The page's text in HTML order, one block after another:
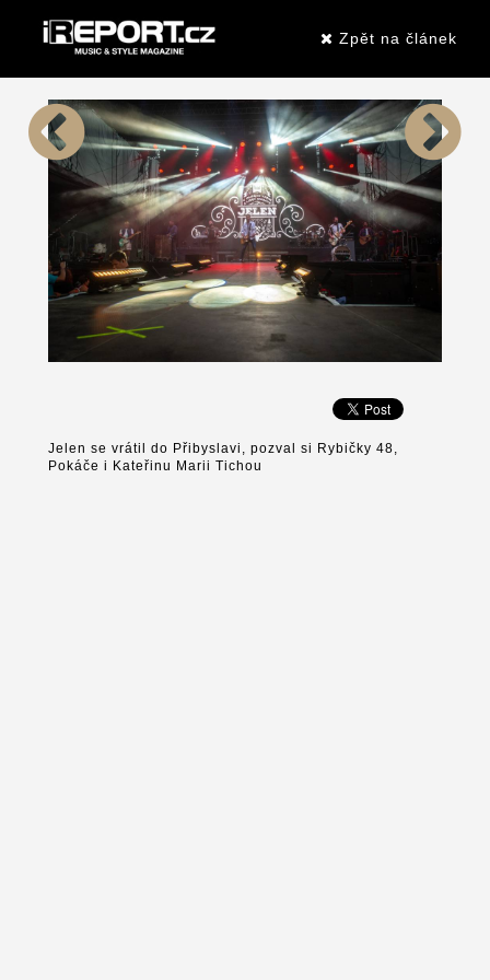
Zpět na článek
Jelen se vrátil do Přibyslavi, pozval si Rybičky 48,
Pokáče i Kateřinu Marii Tichou